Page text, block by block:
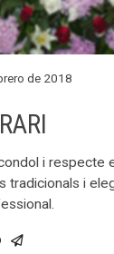
de 2018
i respecte
tradicionals i